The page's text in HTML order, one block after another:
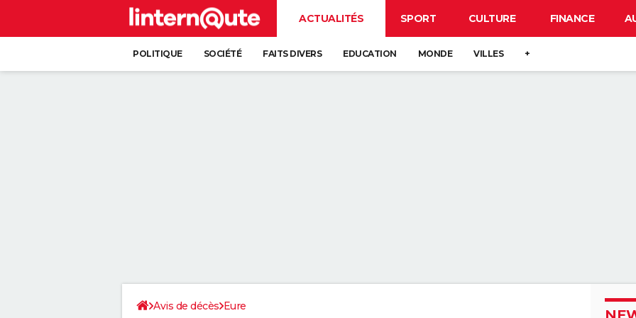
ACTUALITÉS SPORT CULTURE FINANCE
POLITIQUE SOCIÉTÉ FAITS DIVERS EDUCATION MONDE VILLES +
Avis de décès Eure